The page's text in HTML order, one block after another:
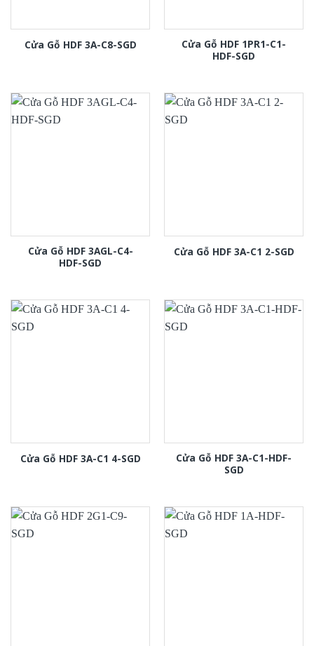
Cửa Gỗ HDF 3A-C8-SGD
Cửa Gỗ HDF 1PR1-C1-
HDF-SGD
Cửa Gỗ HDF 3AGL-C4-
HDF-SGD
Cửa Gỗ HDF 3A-C1 2-SGD
Cửa Gỗ HDF 3A-C1 4-SGD
Cửa Gỗ HDF 3A-C1-HDF-
SGD